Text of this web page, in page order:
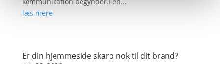
læs mere
Er din hjemmeside skarp nok til dit brand?